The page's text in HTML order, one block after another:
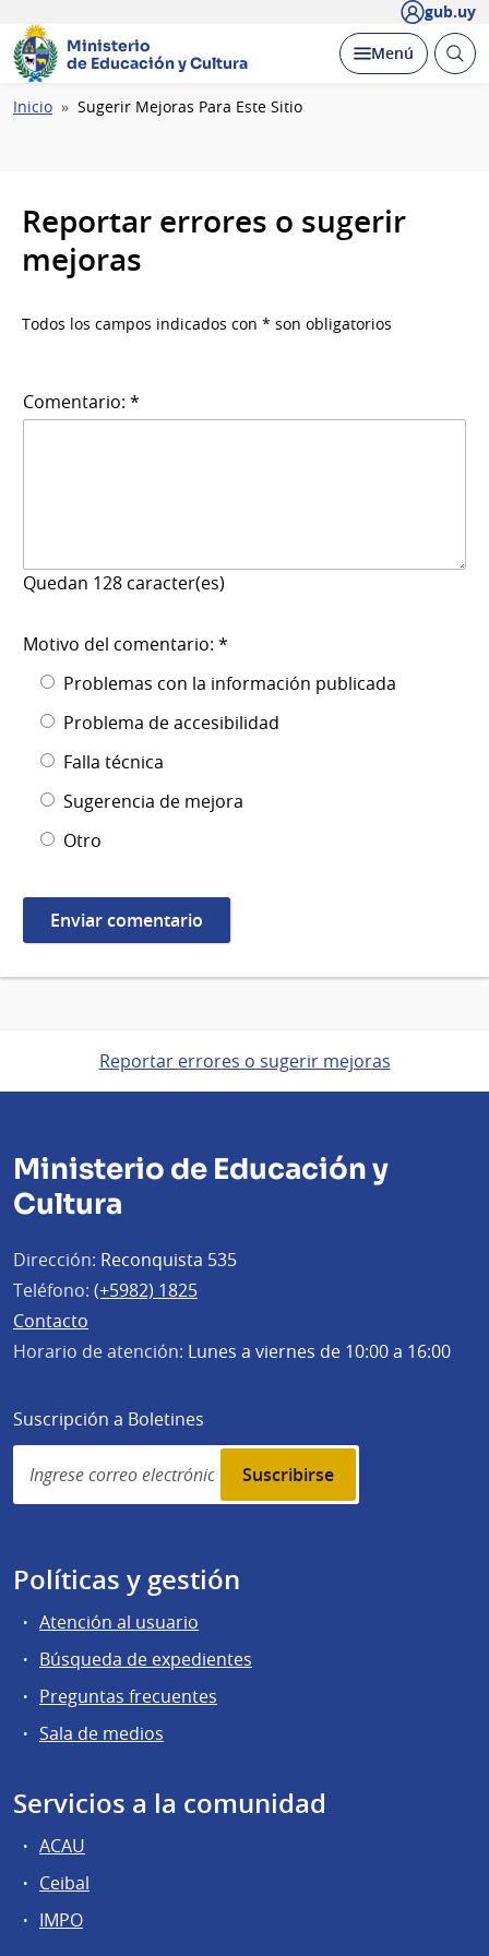
gub.uy
Ministerio
de Educación y Cultura
Desplegar
Menú Abrir
Ruta
Inicio Sugerir Mejoras Para Este Sitio
Reportar errores o sugerir
mejoras
Todos los campos indicados con * son obligatorios
Comentario: *
Quedan 128 caracter(es)
Motivo del comentario: *
Problemas con la información publicada
Problema de accesibilidad
Falla técnica
Sugerencia de mejora
Otro
Reportar errores o sugerir mejoras
Ministerio de Educación y
Cultura
Dirección: Reconquista 535
Teléfono: (+5982) 1825
Contacto
Horario de atención: Lunes a viernes de 10:00 a 16:00
Suscripción a Boletines
Simplenews
subscription
Políticas y gestión
Atención al usuario
Búsqueda de expedientes
Preguntas frecuentes
Sala de medios
Servicios a la comunidad
ACAU
Ceibal
IMPO